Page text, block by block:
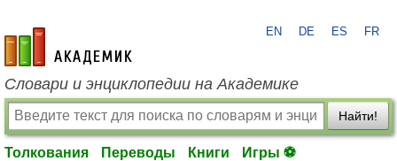
academic.ru
EN DE ES FR
Словари и энциклопедии на Академике
Найти!
Толкования Переводы Книги Игры ⚽